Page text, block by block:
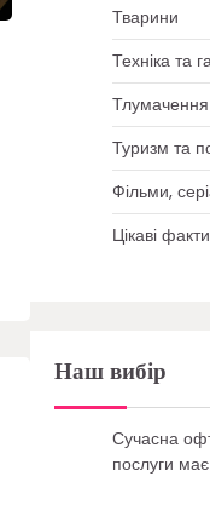
Тварини
Техніка та
Тлумачення
Туризм та
Фільми,
Цікаві факти
Наш вибір
Сучасна
послуги